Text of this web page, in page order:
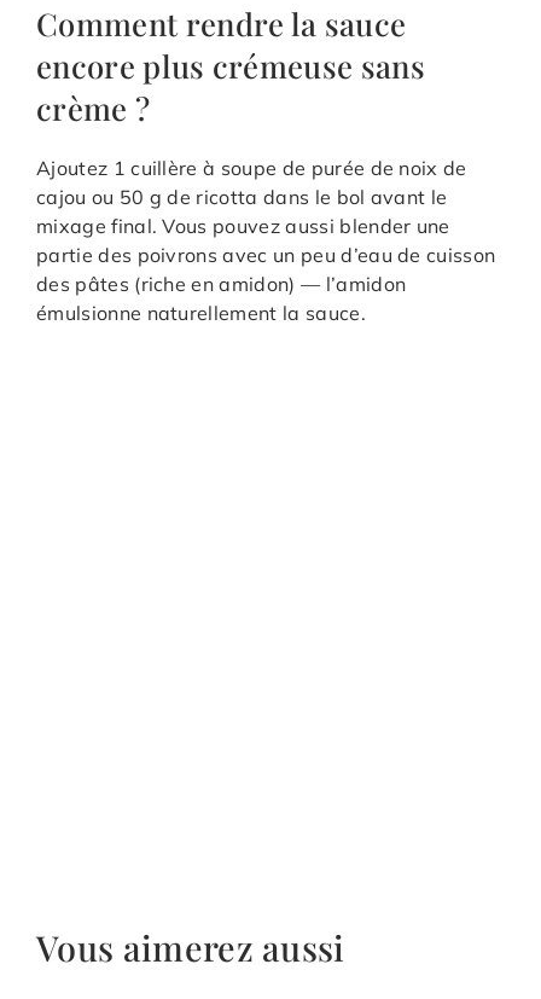
Comment rendre la sauce
encore plus crémeuse sans
crème ?
Ajoutez 1 cuillère à soupe de purée de noix de
cajou ou 50 g de ricotta dans le bol avant le
mixage final. Vous pouvez aussi blender une
partie des poivrons avec un peu d’eau de cuisson
des pâtes (riche en amidon) — l’amidon
émulsionne naturellement la sauce.
Vous aimerez aussi